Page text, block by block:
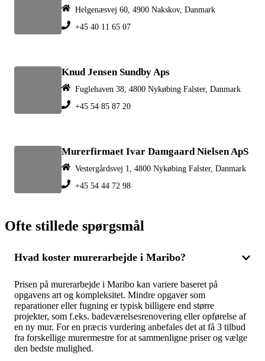
Helgenæsvej 60, 4900 Nakskov, Danmark
+45 40 11 65 07
Knud Jensen Sundby Aps
Fuglehaven 38, 4800 Nykøbing Falster, Danmark
+45 54 85 87 20
Murerfirmaet Ivar Damgaard Nielsen ApS
Vestergårdsvej 1, 4800 Nykøbing Falster, Danmark
+45 54 44 72 98
Ofte stillede spørgsmål
Hvad koster murerarbejde i Maribo?
Prisen på murerarbejde i Maribo kan variere baseret på
opgavens art og kompleksitet. Mindre opgaver som
reparationer eller fugning er typisk billigere end større
projekter, som f.eks. badeværelsesrenovering eller opførelse af
en ny mur. For en præcis vurdering anbefales det at få 3 tilbud
fra forskellige murermestre for at sammenligne priser og vælge
den bedste mulighed.